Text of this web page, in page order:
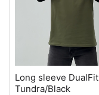
Long sleeve DualFit
Tundra/Black